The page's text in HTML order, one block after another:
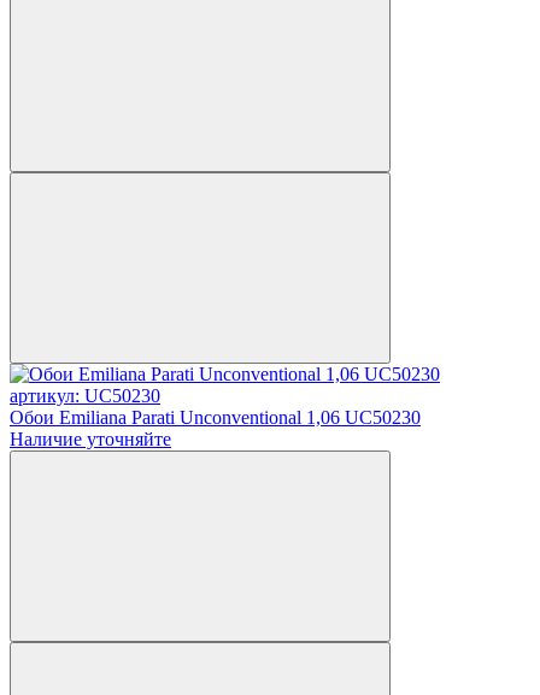
артикул: UC50230
Обои Emiliana Parati Unconventional 1,06 UC50230
Наличие уточняйте